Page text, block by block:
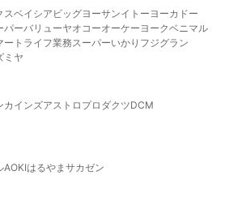
スベイシア ビッグヨーサンイトーヨーカドー
パーバリューヤオコーオーケー ヨークベニマル
ート ライフ業務スーパーいかり フジグラン
ミヤ
カインズアストロプロダクツDCM
AOKIはるやま サカゼン